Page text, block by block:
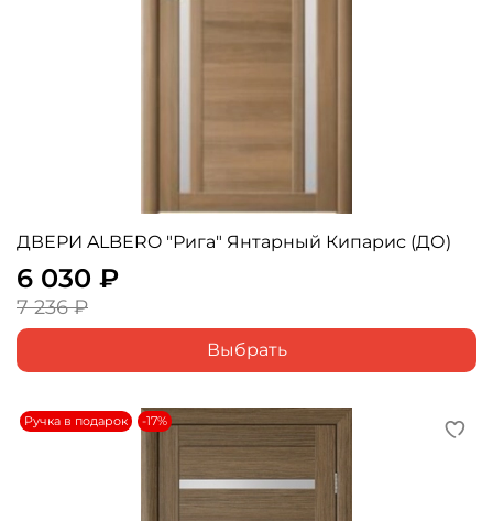
ДВЕРИ ALBERO "Рига" Янтарный Кипарис (ДО)
6 030 ₽
7 236 ₽
Выбрать
Ручка в подарок -17%